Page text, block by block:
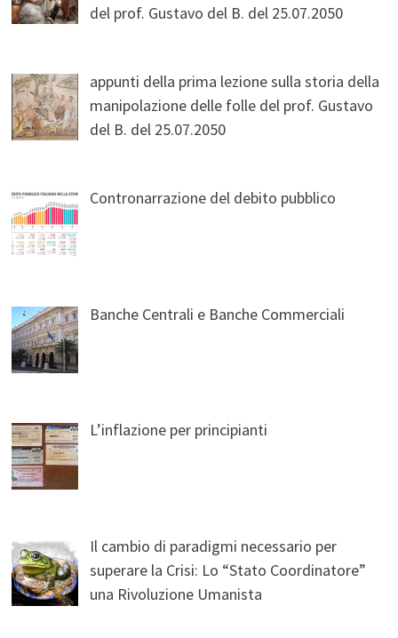
del prof. Gustavo del B. del 25.07.2050
appunti della prima lezione sulla storia della
manipolazione delle folle del prof. Gustavo
del B. del 25.07.2050
Contronarrazione del debito pubblico
Banche Centrali e Banche Commerciali
L’inflazione per principianti
Il cambio di paradigmi necessario per
superare la Crisi: Lo “Stato Coordinatore”
una Rivoluzione Umanista